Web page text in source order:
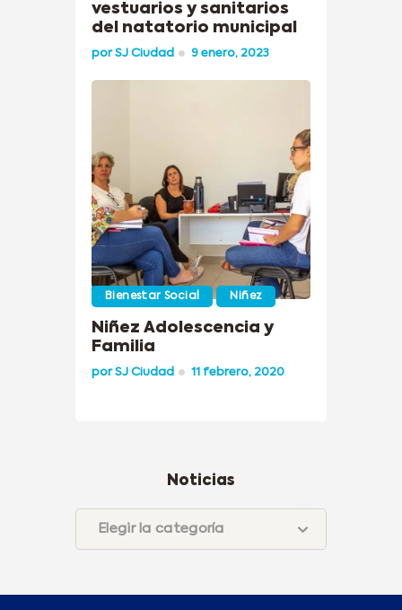
vestuarios y sanitarios
del natatorio municipal
porSJ Ciudad 9 enero, 2023
Bienestar Social Niñez
Niñez Adolescencia y
Familia
porSJ Ciudad 11 febrero, 2020
Noticias